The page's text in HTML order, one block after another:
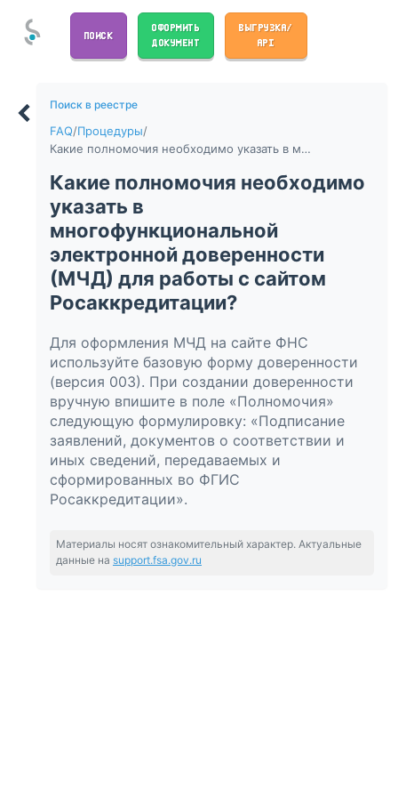
ПОИСК
ОФОРМИТЬ
ДОКУМЕНТ
ВЫГРУЗКА/
API
Поиск в реестре
FAQ/Процедуры/
Какие полномочия необходимо указать в многофункциональной электронной доверенности (МЧД) для работы с сайтом Росаккредитации?
Какие полномочия необходимо
указать в
многофункциональной
электронной доверенности
(МЧД) для работы с сайтом
Росаккредитации?
Для оформления МЧД на сайте ФНС
используйте базовую форму доверенности
(версия 003). При создании доверенности
вручную впишите в поле «Полномочия»
следующую формулировку: «Подписание
заявлений, документов о соответствии и
иных сведений, передаваемых и
сформированных во ФГИС
Росаккредитации».
Материалы носят ознакомительный характер. Актуальные
данные на support.fsa.gov.ru